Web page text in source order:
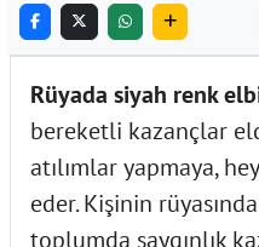
Rüyada siyah renk
bereketli kazançlar
atılımlar yapmaya,
eder. Kişinin
toplumda saygınlık